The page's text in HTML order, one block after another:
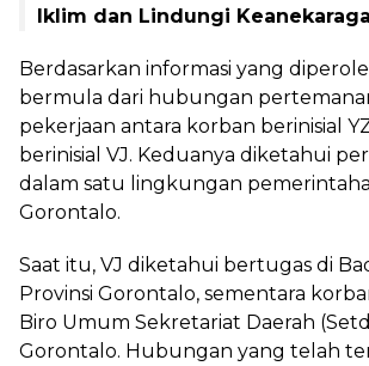
Iklim dan Lindungi
Berdasarkan informasi yang
bermula dari hubungan
pekerjaan antara korban berinisial
berinisial VJ. Keduanya diketahui
dalam satu lingkungan
Gorontalo.
Saat itu, VJ diketahui bertugas di
Provinsi Gorontalo, sementara
Biro Umum Sekretariat Daerah
Gorontalo. Hubungan yang telah